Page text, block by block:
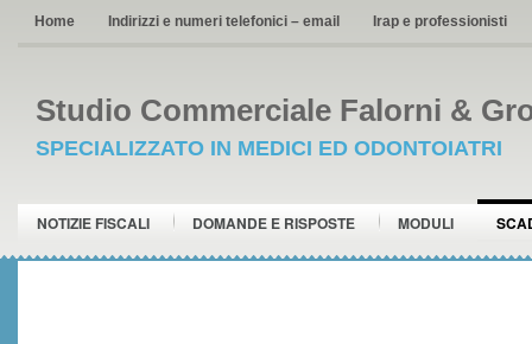
Home Indirizzi e numeri telefonici – email Irap e professionisti
Studio Commerciale Falorni &
SPECIALIZZATO IN MEDICI ED ODONTOIATRI
NOTIZIE FISCALI DOMANDE E RISPOSTE MODULI